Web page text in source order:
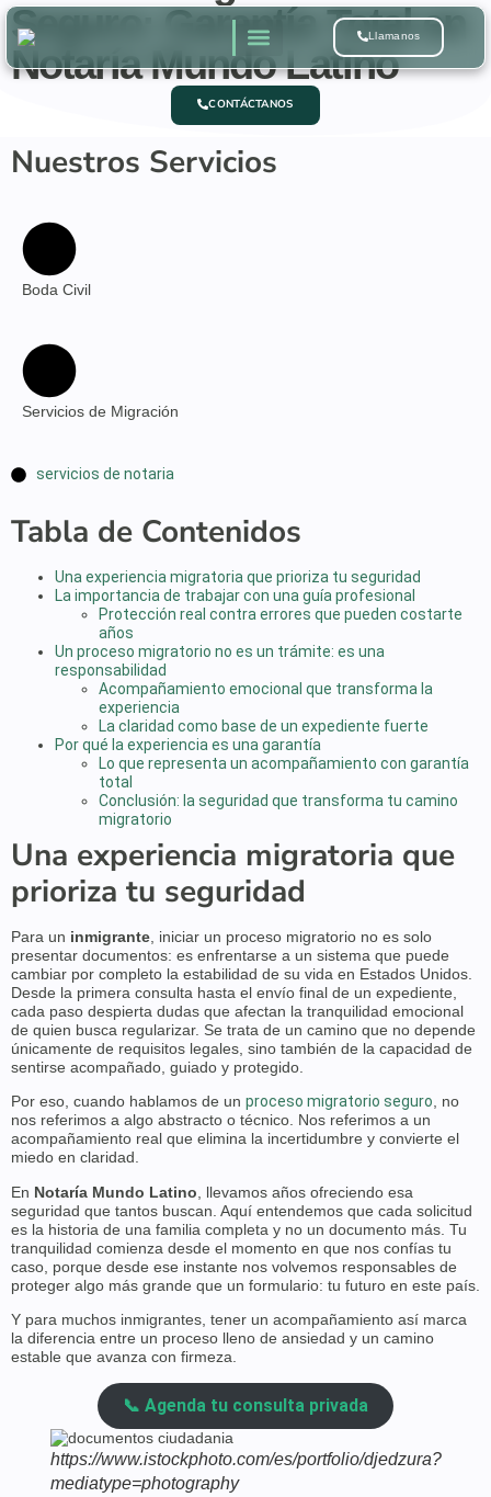
Llamanos
Seguro: Garantía Total en
Notaría Mundo Latino
CONTÁCTANOS
Nuestros Servicios
Boda Civil
Servicios de Migración
servicios de notaria
Tabla de Contenidos
Una experiencia migratoria que prioriza tu seguridad
La importancia de trabajar con una guía profesional
Protección real contra errores que pueden costarte
años
Un proceso migratorio no es un trámite: es una
responsabilidad
Acompañamiento emocional que transforma la
experiencia
La claridad como base de un expediente fuerte
Por qué la experiencia es una garantía
Lo que representa un acompañamiento con garantía
total
Conclusión: la seguridad que transforma tu camino
migratorio
Una experiencia migratoria que
prioriza tu seguridad
Para un inmigrante , iniciar un proceso migratorio no es solo
presentar documentos: es enfrentarse a un sistema que puede
cambiar por completo la estabilidad de su vida en Estados Unidos.
Desde la primera consulta hasta el envío final de un expediente,
cada paso despierta dudas que afectan la tranquilidad emocional
de quien busca regularizar. Se trata de un camino que no depende
únicamente de requisitos legales, sino también de la capacidad de
sentirse acompañado, guiado y protegido.
Por eso, cuando hablamos de un proceso migratorio seguro, no
nos referimos a algo abstracto o técnico. Nos referimos a un
acompañamiento real que elimina la incertidumbre y convierte el
miedo en claridad.
En Notaría Mundo Latino , llevamos años ofreciendo esa
seguridad que tantos buscan. Aquí entendemos que cada solicitud
es la historia de una familia completa y no un documento más. Tu
tranquilidad comienza desde el momento en que nos confías tu
caso, porque desde ese instante nos volvemos responsables de
proteger algo más grande que un formulario: tu futuro en este país.
Y para muchos inmigrantes, tener un acompañamiento así marca
la diferencia entre un proceso lleno de ansiedad y un camino
estable que avanza con firmeza.
📞 Agenda tu consulta privada
https://www.istockphoto.com/es/portfolio/djedzura?
mediatype=photography